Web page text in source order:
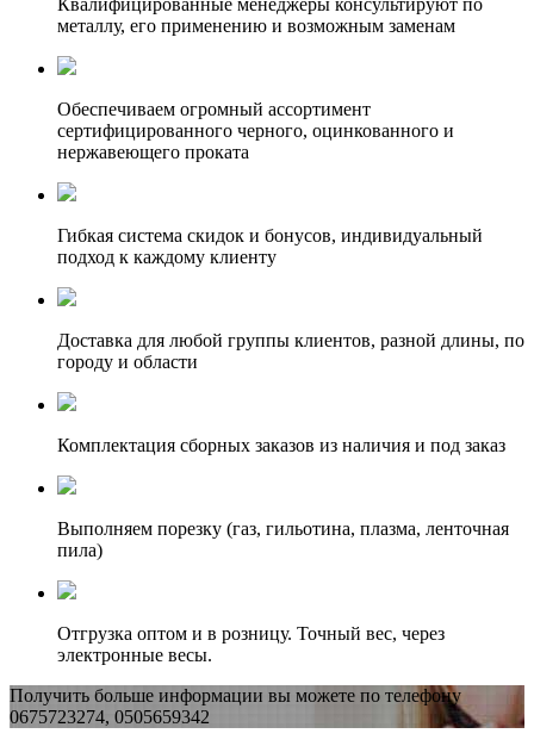
Квалифицированные менеджеры консультируют по
металлу, его применению и возможным заменам
Обеспечиваем огромный ассортимент
сертифицированного черного, оцинкованного и
нержавеющего проката
Гибкая система скидок и бонусов, индивидуальный
подход к каждому клиенту
Доставка для любой группы клиентов, разной длины, по
городу и области
Комплектация сборных заказов из наличия и под заказ
Выполняем порезку (газ, гильотина, плазма, ленточная
пила)
Отгрузка оптом и в розницу. Точный вес, через
электронные весы.
Получить больше информации вы можете по телефону
0675723274, 0505659342